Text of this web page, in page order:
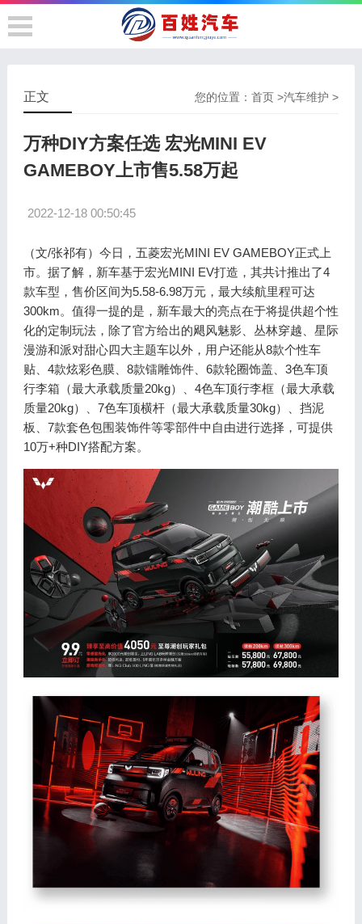
您的位置：首页 >汽车维护 >
正文
万种DIY方案任选 宏光MINI EV
GAMEBOY上市售5.58万起
2022-12-18 00:50:45
（文/张祁有）今日，五菱宏光MINI EV GAMEBOY正式上
市。据了解，新车基于宏光MINI EV打造，其共计推出了4
款车型，售价区间为5.58-6.98万元，最大续航里程可达
300km。值得一提的是，新车最大的亮点在于将提供超个性
化的定制玩法，除了官方给出的飓风魅影、丛林穿越、星际
漫游和派对甜心四大主题车以外，用户还能从8款个性车
贴、4款炫彩色膜、8款镭雕饰件、6款轮圈饰盖、3色车顶
行李箱（最大承载质量20kg）、4色车顶行李框（最大承载
质量20kg）、7色车顶横杆（最大承载质量30kg）、挡泥
板、7款套色包围装饰件等零部件中自由进行选择，可提供
10万+种DIY搭配方案。